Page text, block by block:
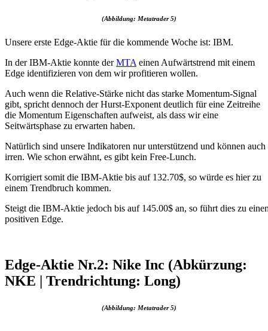
(Abbildung: Metatrader 5)
Unsere erste Edge-Aktie für die kommende Woche ist: IBM.
In der IBM-Aktie konnte derMTA einen Aufwärtstrend mit einem
Edge identifizieren von dem wir profitieren wollen.
Auch wenn die Relative-Stärke nicht das starke Momentum-Signal
gibt, spricht dennoch der Hurst-Exponent deutlich für eine Zeitreihe
die Momentum Eigenschaften aufweist, als dass wir eine
Seitwärtsphase zu erwarten haben.
Natürlich sind unsere Indikatoren nur unterstützend und können auch
irren. Wie schon erwähnt, es gibt kein Free-Lunch.
Korrigiert somit die IBM-Aktie bis auf 132.70$, so würde es hier zu
einem Trendbruch kommen.
Steigt die IBM-Aktie jedoch bis auf 145.00$ an, so führt dies zu
positiven Edge.
Edge-Aktie Nr.2: Nike Inc (Abkürzung:
NKE | Trendrichtung: Long)
(Abbildung: Metatrader 5)